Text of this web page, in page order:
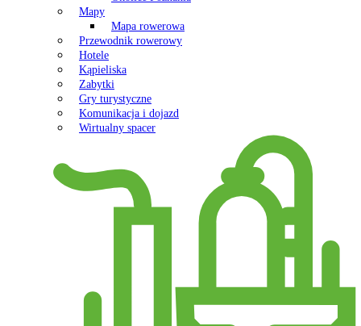
Mapy
Mapa rowerowa
Przewodnik rowerowy
Hotele
Kąpieliska
Zabytki
Gry turystyczne
Komunikacja i dojazd
Wirtualny spacer